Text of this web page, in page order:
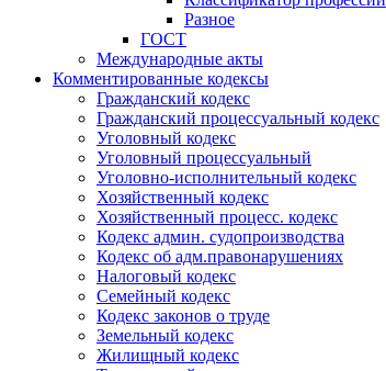
Разное
ГОСТ
Международные акты
Комментированные кодексы
Гражданский кодекс
Гражданский процессуальный кодекс
Уголовный кодекс
Уголовный процессуальный
Уголовно-исполнительный кодекс
Хозяйственный кодекс
Хозяйственный процесс. кодекс
Кодекс админ. судопроизводства
Кодекс об адм.правонарушениях
Налоговый кодекс
Семейный кодекс
Кодекс законов о труде
Земельный кодекс
Жилищный кодекс